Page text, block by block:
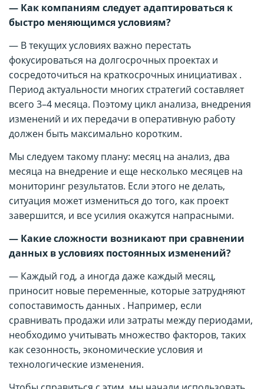
— Как компаниям следует адаптироваться к
быстро меняющимся условиям?
— В текущих условиях важно перестать
фокусироваться на долгосрочных проектах и
сосредоточиться на краткосрочных инициативах .
Период актуальности многих стратегий составляет
всего 3–4 месяца. Поэтому цикл анализа, внедрения
изменений и их передачи в оперативную работу
должен быть максимально коротким.
Мы следуем такому плану: месяц на анализ, два
месяца на внедрение и еще несколько месяцев на
мониторинг результатов. Если этого не делать,
ситуация может измениться до того, как проект
завершится, и все усилия окажутся напрасными.
— Какие сложности возникают при сравнении
данных в условиях постоянных изменений?
— Каждый год, а иногда даже каждый месяц,
приносит новые переменные, которые затрудняют
сопоставимость данных . Например, если
сравнивать продажи или затраты между периодами,
необходимо учитывать множество факторов, таких
как сезонность, экономические условия и
технологические изменения.